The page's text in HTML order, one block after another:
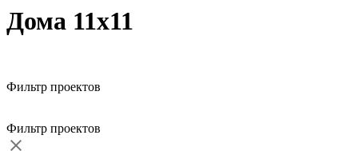
Дома 11х11
Фильтр проектов
Фильтр проектов